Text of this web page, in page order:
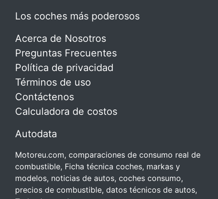
Los coches más poderosos
Acerca de Nosotros
Preguntas Frecuentes
Política de privacidad
Términos de uso
Contáctenos
Calculadora de costos
Autodata
Motoreu.com, comparaciones de consumo real de
combustible, Ficha técnica coches, markas y
modelos, noticias de autos, coches consumo,
precios de combustible, datos técnicos de autos,